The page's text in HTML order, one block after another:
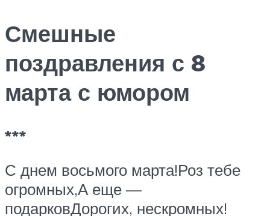
Смешные
поздравления с 8
марта с юмором
***
С днем восьмого марта!Роз тебе
огромных,А еще —
подарковДорогих, нескромных!